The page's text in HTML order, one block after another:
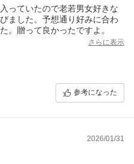
っていたので老若男女好きな
ました。予想通り好みに合わ
。贈って良かったですよ。
さらに表示
参考になった
2026/01/31